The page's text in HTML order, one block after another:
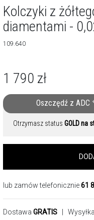
Kolczyki z
diamentami -
109.640
1 790 zł
Oszczędź z ADC
Otrzymasz status GOLD na
lub zamów telefonicznie61
Dostawa GRATIS |